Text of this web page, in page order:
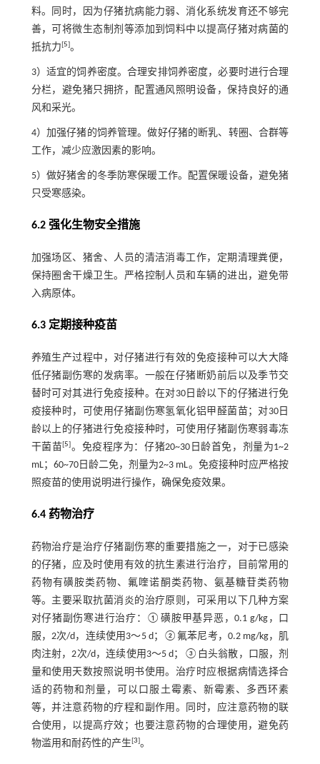
料。同时，因为仔猪抗病能力弱、消化系统发育还不够完
善，可将微生态制剂等添加到饲料中以提高仔猪对病菌的
抵抗力[5]。
3）适宜的饲养密度。合理安排饲养密度，必要时进行合理
分栏，避免猪只拥挤，配置通风照明设备，保持良好的通
风和采光。
4）加强仔猪的饲养管理。做好仔猪的断乳、转圈、合群等
工作，减少应激因素的影响。
5）做好猪舍的冬季防寒保暖工作。配置保暖设备，避免猪
只受寒感染。
6.2 强化生物安全措施
加强场区、猪舍、人员的清洁消毒工作，定期清理粪便，
保持圈舍干燥卫生。严格控制人员和车辆的进出，避免带
入病原体。
6.3 定期接种疫苗
养殖生产过程中，对仔猪进行有效的免疫接种可以大大降
低仔猪副伤寒的发病率。一般在仔猪断奶前后以及季节交
替时可对其进行免疫接种。在对30日龄以下的仔猪进行免
疫接种时，可使用仔猪副伤寒氢氧化铝甲醛菌苗；对30日
龄以上的仔猪进行免疫接种时，可使用仔猪副伤寒弱毒冻
干菌苗[5]。免疫程序为：仔猪20~30日龄首免，剂量为1~2
mL；60~70日龄二免，剂量为2~3 mL。免疫接种时应严格按
照疫苗的使用说明进行操作，确保免疫效果。
6.4 药物治疗
药物治疗是治疗仔猪副伤寒的重要措施之一，对于已感染
的仔猪，应及时使用有效的抗生素进行治疗，目前常用的
药物有磺胺类药物、氟喹诺酮类药物、氨基糖苷类药物
等。主要采取抗菌消炎的治疗原则，可采用以下几种方案
对仔猪副伤寒进行治疗：①磺胺甲基异恶，0.1 g/kg，口
服，2次/d，连续使用3～5 d；②氟苯尼考，0.2 mg/kg，肌
肉注射，2次/d，连续使用3～5 d；③白头翁散，口服，剂
量和使用天数按照说明书使用。治疗时应根据病情选择合
适的药物和剂量，可以口服土霉素、新霉素、多西环素
等，并注意药物的疗程和副作用。同时，应注意药物的联
合使用，以提高疗效；也要注意药物的合理使用，避免药
物滥用和耐药性的产生[3]。